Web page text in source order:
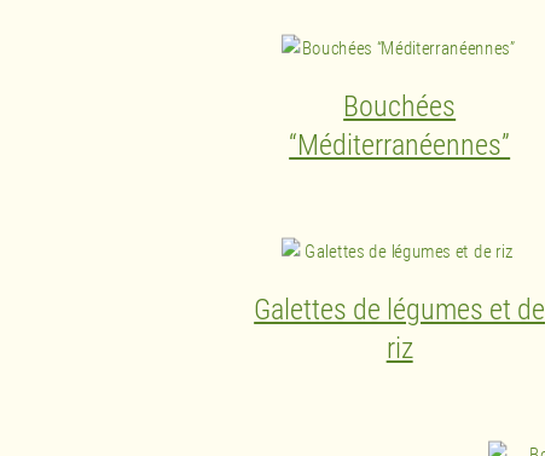
Bouchées
“Méditerranéennes”
Galettes de légumes et de
riz